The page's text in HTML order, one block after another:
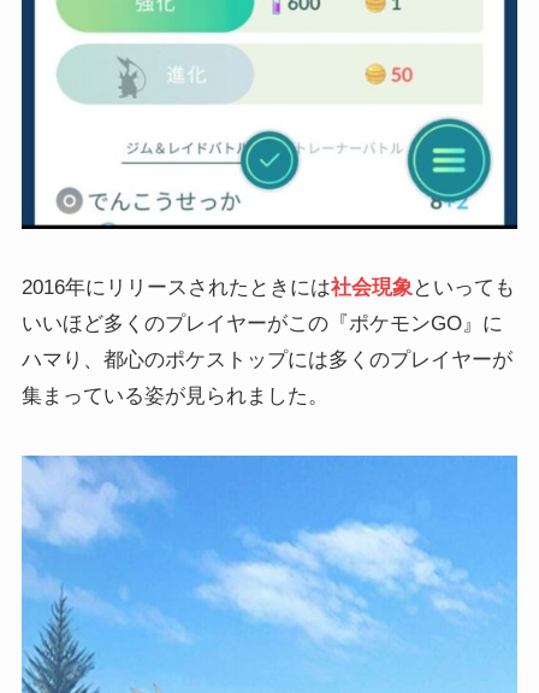
2016年にリリースされたときには社会現象 といっても
いいほど多くのプレイヤーがこの『ポケモンGO』に
ハマり、都心のポケストップには多くのプレイヤーが
集まっている姿が見られました。